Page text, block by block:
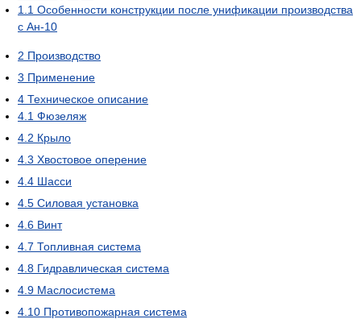
1.1 Особенности конструкции после унификации производства
с Ан-10
2 Производство
3 Применение
4 Техническое описание
4.1 Фюзеляж
4.2 Крыло
4.3 Хвостовое оперение
4.4 Шасси
4.5 Силовая установка
4.6 Винт
4.7 Топливная система
4.8 Гидравлическая система
4.9 Маслосистема
4.10 Противопожарная система